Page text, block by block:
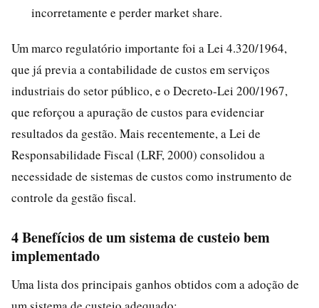
incorretamente e perder market share.
Um marco regulatório importante foi a Lei 4.320/1964,
que já previa a contabilidade de custos em serviços
industriais do setor público, e o Decreto-Lei 200/1967,
que reforçou a apuração de custos para evidenciar
resultados da gestão. Mais recentemente, a Lei de
Responsabilidade Fiscal (LRF, 2000) consolidou a
necessidade de sistemas de custos como instrumento de
controle da gestão fiscal.
4 Benefícios de um sistema de custeio bem
implementado
Uma lista dos principais ganhos obtidos com a adoção de